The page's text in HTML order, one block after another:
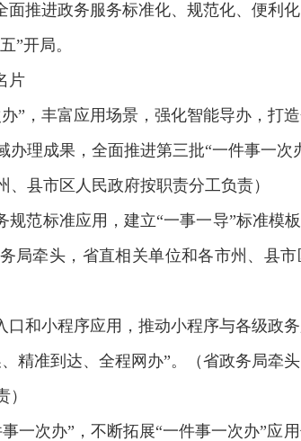
推进政务服务标准化、规范化、便利
”开局。
片
办”，丰富应用场景，强化智能导办，打
办理成果，全面推进第三批“一件事一次
县市区人民政府按职责分工负责）
规范标准应用，建立“一事一导”标准模
局牵头，省直相关单位和各市州、县
口和小程序应用，推动小程序与各级政
精准到达、全程网办”。（省政务局牵
一次办”，不断拓展“一件事一次办”应